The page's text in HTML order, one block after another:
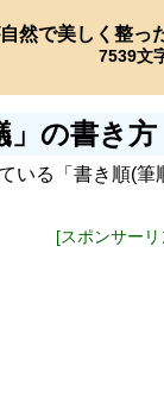
然で美しく整っ
7539文
」の書き方
いる「書き順(筆
[スポンサーリ